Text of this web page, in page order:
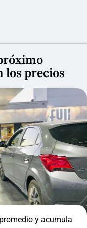
los precios
y acumula